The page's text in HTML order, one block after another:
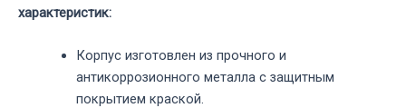
характеристик:
Корпус изготовлен из прочного и
антикоррозионного металла с защитным
покрытием краской.